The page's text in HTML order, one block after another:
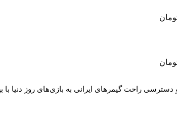
راحت گیمرهای ایرانی به بازی‌های روز دنیا